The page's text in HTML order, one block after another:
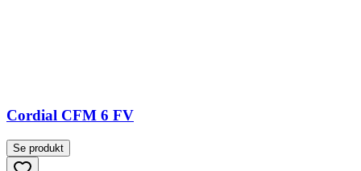
Cordial CFM 6 FV
Se produkt